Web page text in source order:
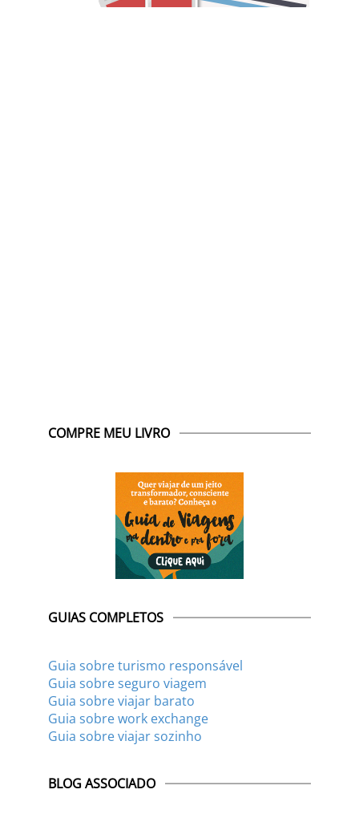
COMPRE MEU LIVRO
GUIAS COMPLETOS
Guia sobre turismo responsável
Guia sobre seguro viagem
Guia sobre viajar barato
Guia sobre work exchange
Guia sobre viajar sozinho
BLOG ASSOCIADO